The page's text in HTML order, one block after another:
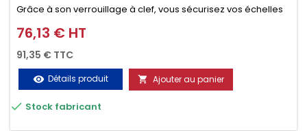
Grâce à son verrouillage à clef, vous sécurisez vos échelles
d'un seul geste aussi bien contre le vol que pendant le
transport. Référence vendue par paire.
Prix
76,13 € HT
91,35 € TTC
visibility Détails produit  Ajouter au panier
 Stock fabricant